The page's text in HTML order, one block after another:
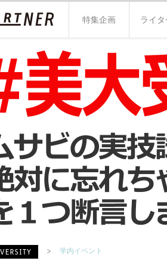
特集企画 ライタ
学内イベント